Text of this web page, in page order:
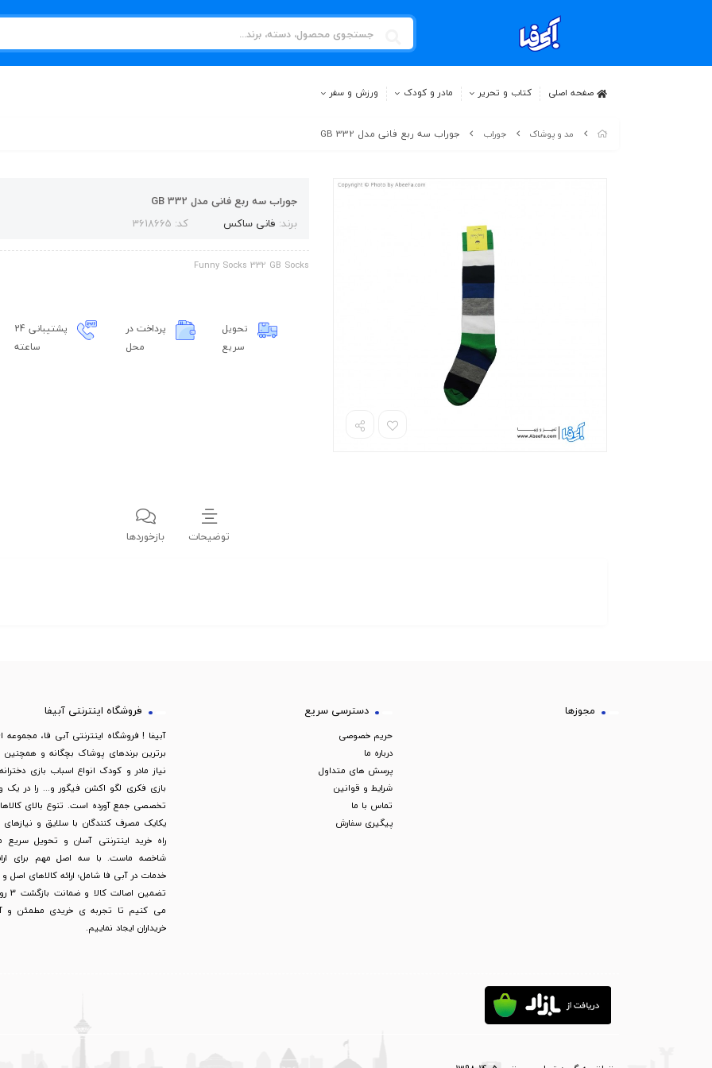
صفحه اصلی کتاب و تحریر مادر و کودک ورزش و سفر
مد و پوشاک جوراب جوراب سه ربع فانی مدل 332 GB
جوراب سه ربع فانی مدل 332 GB
برند: فانی ساکس کد: 3618665
Funny Socks 332 GB Socks
تحویل
سریع
پرداخت در
محل
پشتیبانی 24
ساعته
توضیحات بازخوردها
مجوزها دسترسی سریع
حریم خصوصی
درباره ما
پرسش های متداول
شرایط و قوانین
تماس با ما
پیگیری سفارش
فروشگاه اینترنتی آبیفا
آبیفا ! فروشگاه اینترنتی آبی فا، مجموعه
برترین برندهای پوشاک بچگانه و همچنین
نیاز مادر و کودک انواع اسباب بازی
بازی فکری لگو اکشن فیگور و... را در
تخصصی جمع آورده است. تنوع بالای کالاها
یکایک مصرف کنندگان با سلایق و
راه خرید اینترنتی آسان و تحویل سریع
شاخصه ماست. با سه اصل مهم برای
خدمات در آبی فا شامل؛ ارائه کالاهای اصل
تضمین
می کنیم تا تجربه ی خریدی مطمئن و
خریداران ایجاد نماییم.